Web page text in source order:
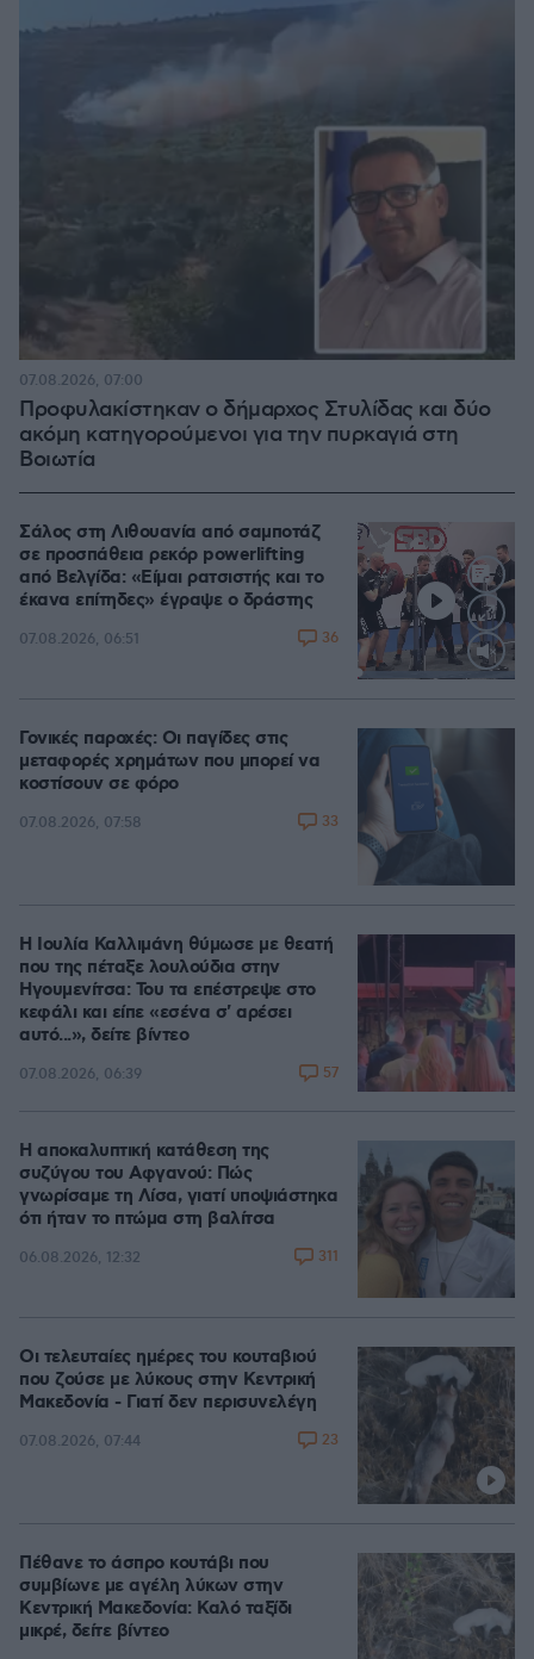
Προφυλακίστηκαν ο δήμαρχος Στυλίδας και δύο
ακόμη κατηγορούμενοι για την πυρκαγιά στη
Βοιωτία
07.08.2026, 07:00
Loaded
Σάλος στη Λιθουανία από σαμποτάζ
σε προσπάθεια ρεκόρ powerlifting
από Βελγίδα: «Είμαι ρατσιστής και το
έκανα επίτηδες» έγραψε ο δράστης
07.08.2026, 06:51 36
Γονικές παροχές: Οι παγίδες στις
μεταφορές χρημάτων που μπορεί να
κοστίσουν σε φόρο
07.08.2026, 07:58 33
Η Ιουλία Καλλιμάνη θύμωσε με θεατή
που της πέταξε λουλούδια στην
Ηγουμενίτσα: Του τα επέστρεψε στο
κεφάλι και είπε «εσένα σ' αρέσει
αυτό...», δείτε βίντεο
07.08.2026, 06:39 57
Η αποκαλυπτική κατάθεση της
συζύγου του Αφγανού: Πώς
γνωρίσαμε τη Λίσα, γιατί υποψιάστηκα
ότι ήταν το πτώμα στη βαλίτσα
06.08.2026, 12:32 311
Οι τελευταίες ημέρες του κουταβιού
που ζούσε με λύκους στην Κεντρική
Μακεδονία - Γιατί δεν περισυνελέγη
07.08.2026, 07:44 23
Πέθανε το άσπρο κουτάβι που
συμβίωνε με αγέλη λύκων στην
Κεντρική Μακεδονία: Καλό ταξίδι
μικρέ, δείτε βίντεο